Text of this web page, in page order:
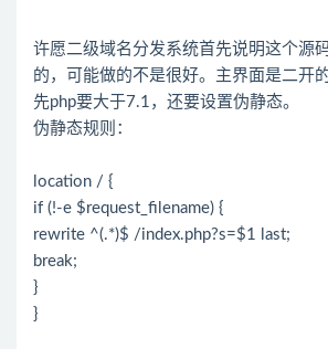
许愿二级域名分发系统首先说明这个源
的，可能做的不是很好。主界面是二开
先php要大于7.1，还要设置伪静态。
伪静态规则：
location / {
if (!-e $request_filename) {
rewrite ^(.*)$ /index.php?s=$1 last;
break;
}
}